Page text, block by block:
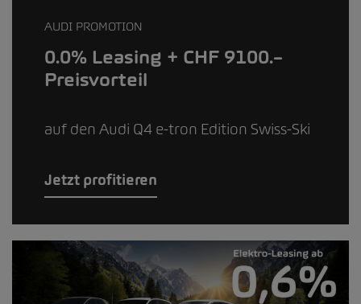
AUDI PROMOTION
0.0% Leasing + CHF 9100.–
Preisvorteil
auf den Audi Q4 e-tron Edition Swiss-Ski
Jetzt profitieren